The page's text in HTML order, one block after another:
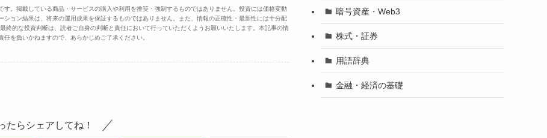
。掲載している商品・サービスの購入や利用を推奨・強制するものではありません。投資には価格変動
ョン結果は、将来の運用成果を保証するものではありません。また、情報の正確性・最新性には十分配
的な投資判断は、読者ご自身の判断と責任において行っていただくようお願いいたします。本記事の情
を負いかねますので、あらかじめご了承ください。
たらシェアしてね！
暗号資産・Web3
株式・証券
用語辞典
金融・経済の基礎